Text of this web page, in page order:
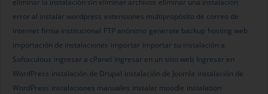
eliminar la instalación sin eliminar archivos eliminar una instalación
error al instalar wordpress extensiones multipropósito de correo de
internet firma institucional FTP anónimo generate backup hosting web
importación de instalaciones importar importar su instalación a
Softaculous ingresar a cPanel ingresar en un sitio web Ingresar en
WordPress instalación de Drupal instalación de Joomla instalación de
WordPress instalaciones manuales instalar moodle instalation